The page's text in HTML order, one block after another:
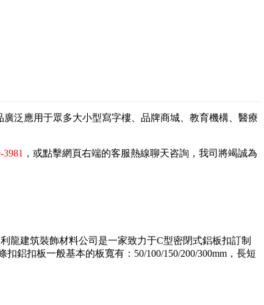
泛應用于眾多大小型寫字樓、品牌商城、教育機構、醫療
3981 ，或點擊網頁右端的客服熱線聊天咨詢，我司將竭誠為
龍建筑裝飾材料公司是一家致力于C型密閉式鋁板扣訂制
鋁扣板一般基本的板寬有：50/100/150/200/300mm，長短